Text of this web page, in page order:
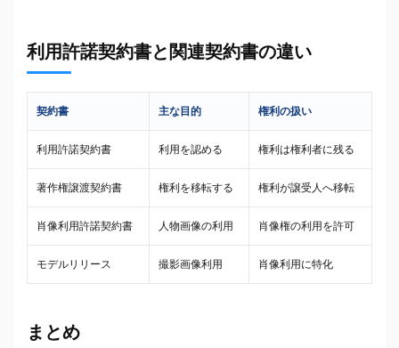
利用許諾契約書と関連契約書の違い
契約書 主な目的 権利の扱い
利用許諾契約書 利用を認める 権利は権利者に残る
著作権譲渡契約書 権利を移転する 権利が譲受人へ移転
肖像利用許諾契約書 人物画像の利用 肖像権の利用を許可
モデルリリース 撮影画像利用 肖像利用に特化
まとめ